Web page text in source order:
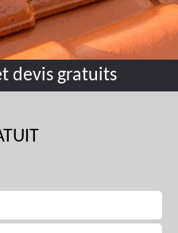
devis gratuits